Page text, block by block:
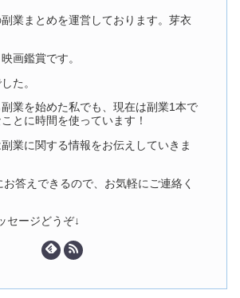
業まとめを運営しております。芽衣
画鑑賞です。
た。
業を始めた私でも、現在は副業1本で
とに時間を使っています！
業に関する情報をお伝えしていきま
答えできるので、お気軽にご連絡く
セージどうぞ↓